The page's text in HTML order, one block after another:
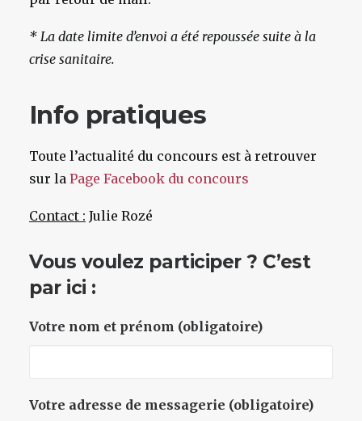
* La date limite d’envoi a été repoussée suite à la
crise sanitaire.
Info pratiques
Toute l’actualité du concours est à retrouver
sur la Page Facebook du concours
Contact : Julie Rozé
Vous voulez participer ? C’est
par ici :
Votre nom et prénom (obligatoire)
Votre adresse de messagerie (obligatoire)